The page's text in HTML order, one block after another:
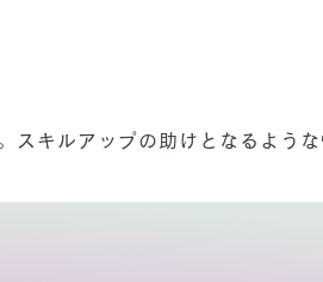
キルアップの助けとなるような